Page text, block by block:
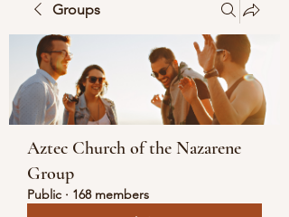
Groups
Aztec Church of the Nazarene
Group
Public · 168 members